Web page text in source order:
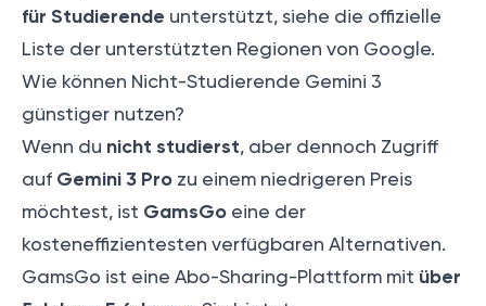
für Studierende unterstützt, siehe die offizielle
Liste der unterstützten Regionen von Google.
Wie können Nicht-Studierende Gemini 3
günstiger nutzen?
Wenn du nicht studierst, aber dennoch Zugriff
auf Gemini 3 Pro zu einem niedrigeren Preis
möchtest, ist GamsGo eine der
kosteneffizientesten verfügbaren Alternativen.
GamsGo ist eine Abo-Sharing-Plattform mit über